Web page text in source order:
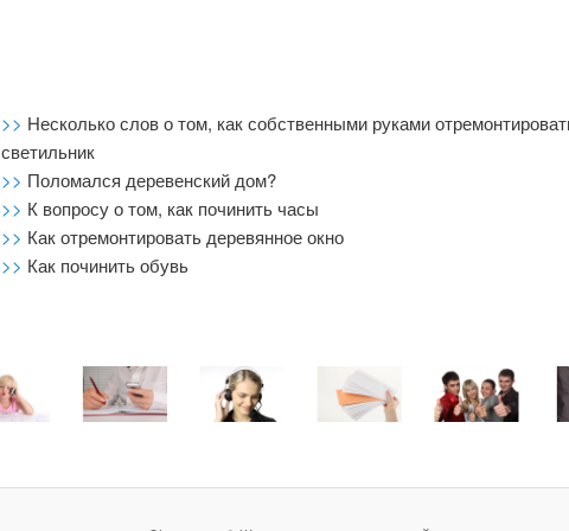
>> Несколько слов о том, как собственными руками
светильник
>> Поломался деревенский дом?
>> К вопросу о том, как починить часы
>> Как отремонтировать деревянное окно
>> Как починить обувь